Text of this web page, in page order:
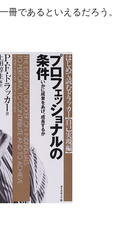
冊であるといえるだろう。